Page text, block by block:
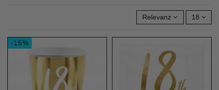
Relevanz 18
-15%